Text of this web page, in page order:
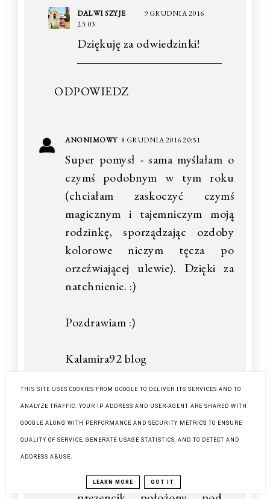
DALWI SZYJE
9 GRUDNIA 2016
23:03
Dziękuję za odwiedzinki!
ODPOWIEDZ
ANONIMOWY 8 GRUDNIA 2016 20:51
Super pomysł - sama myślałam o
czymś podobnym w tym roku
(chciałam zaskoczyć czymś
magicznym i tajemniczym moją
rodzinkę, sporządzając ozdoby
kolorowe niczym tęcza po
orzeźwiającej ulewie). Dzięki za
natchnienie. :)
Pozdrawiam :)
Kalamira92 blog
Odpowiedzi
Dziękuję masz racje taki
THIS SITE USES COOKIES FROM GOOGLE TO DELIVER ITS SERVICES AND TO
ANALYZE TRAFFIC. YOUR IP ADDRESS AND USER-AGENT ARE SHARED WITH
GOOGLE ALONG WITH PERFORMANCE AND SECURITY METRICS TO ENSURE
QUALITY OF SERVICE, GENERATE USAGE STATISTICS, AND TO DETECT AND
ADDRESS ABUSE.
LEARN MORE GOT IT